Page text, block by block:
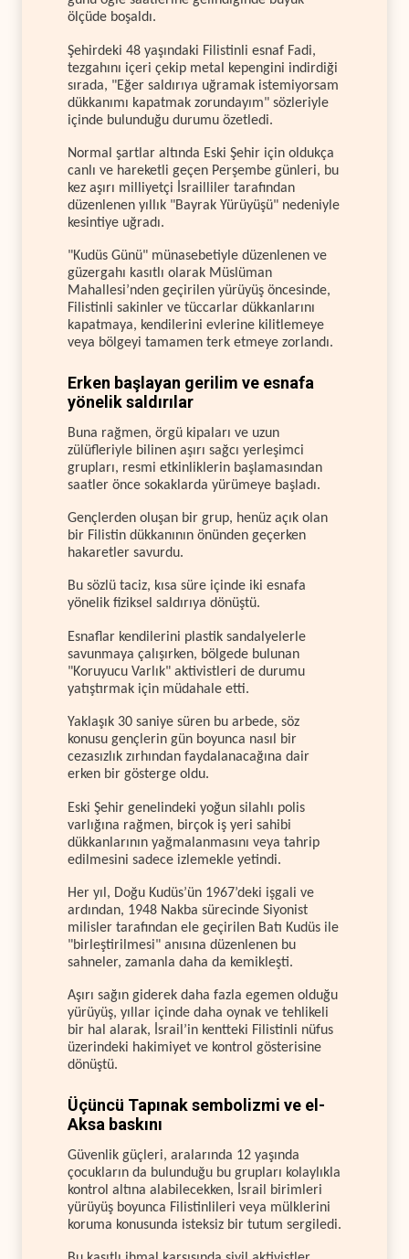
ölçüde boşaldı.
Şehirdeki 48 yaşındaki Filistinli esnaf Fadi,
tezgahını içeri çekip metal kepengini indirdiği
sırada, "Eğer saldırıya uğramak istemiyorsam
dükkanımı kapatmak zorundayım" sözleriyle
içinde bulunduğu durumu özetledi.
Normal şartlar altında Eski Şehir için oldukça
canlı ve hareketli geçen Perşembe günleri, bu
kez aşırı milliyetçi İsrailliler tarafından
düzenlenen yıllık "Bayrak Yürüyüşü" nedeniyle
kesintiye uğradı.
"Kudüs Günü" münasebetiyle düzenlenen ve
güzergahı kasıtlı olarak Müslüman
Mahallesi’nden geçirilen yürüyüş öncesinde,
Filistinli sakinler ve tüccarlar dükkanlarını
kapatmaya, kendilerini evlerine kilitlemeye
veya bölgeyi tamamen terk etmeye zorlandı.
Erken başlayan gerilim ve esnafa
yönelik saldırılar
Buna rağmen, örgü kipaları ve uzun
zülüfleriyle bilinen aşırı sağcı yerleşimci
grupları, resmi etkinliklerin başlamasından
saatler önce sokaklarda yürümeye başladı.
Gençlerden oluşan bir grup, henüz açık olan
bir Filistin dükkanının önünden geçerken
hakaretler savurdu.
Bu sözlü taciz, kısa süre içinde iki esnafa
yönelik fiziksel saldırıya dönüştü.
Esnaflar kendilerini plastik sandalyelerle
savunmaya çalışırken, bölgede bulunan
"Koruyucu Varlık" aktivistleri de durumu
yatıştırmak için müdahale etti.
Yaklaşık 30 saniye süren bu arbede, söz
konusu gençlerin gün boyunca nasıl bir
cezasızlık zırhından faydalanacağına dair
erken bir gösterge oldu.
Eski Şehir genelindeki yoğun silahlı polis
varlığına rağmen, birçok iş yeri sahibi
dükkanlarının yağmalanmasını veya tahrip
edilmesini sadece izlemekle yetindi.
Her yıl, Doğu Kudüs’ün 1967’deki işgali ve
ardından, 1948 Nakba sürecinde Siyonist
milisler tarafından ele geçirilen Batı Kudüs ile
"birleştirilmesi" anısına düzenlenen bu
sahneler, zamanla daha da kemikleşti.
Aşırı sağın giderek daha fazla egemen olduğu
yürüyüş, yıllar içinde daha oynak ve tehlikeli
bir hal alarak, İsrail’in kentteki Filistinli nüfus
üzerindeki hakimiyet ve kontrol gösterisine
dönüştü.
Üçüncü Tapınak sembolizmi ve el-
Aksa baskını
Güvenlik güçleri, aralarında 12 yaşında
çocukların da bulunduğu bu grupları kolaylıkla
kontrol altına alabilecekken, İsrail birimleri
yürüyüş boyunca Filistinlileri veya mülklerini
koruma konusunda isteksiz bir tutum sergiledi.